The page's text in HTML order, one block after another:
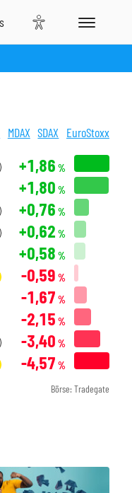
MDAX SDAX EuroStoxx
+1,86 %
+1,80 %
+0,76 %
+0,62 %
+0,58 %
-0,59 %
-1,67 %
-2,15 %
-3,40 %
-4,57 %
Börse: Tradegate